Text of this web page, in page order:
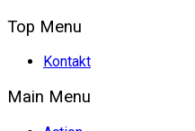
Top Menu
Kontakt
Main Menu